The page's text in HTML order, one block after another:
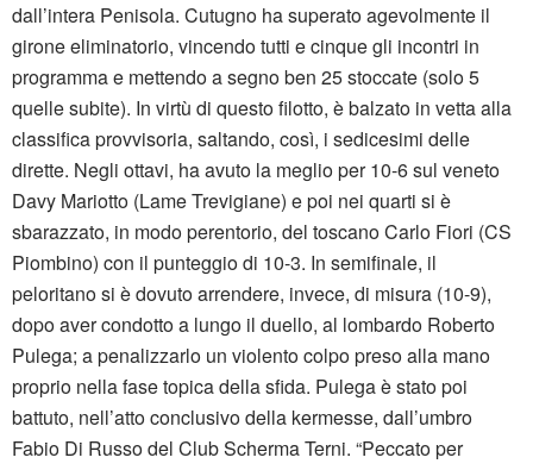
dall’intera Penisola. Cutugno ha superato agevolmente il
girone eliminatorio, vincendo tutti e cinque gli incontri in
programma e mettendo a segno ben 25 stoccate (solo 5
quelle subite). In virtù di questo filotto, è balzato in vetta alla
classifica provvisoria, saltando, così, i sedicesimi delle
dirette. Negli ottavi, ha avuto la meglio per 10-6 sul veneto
Davy Mariotto (Lame Trevigiane) e poi nei quarti si è
sbarazzato, in modo perentorio, del toscano Carlo Fiori (CS
Piombino) con il punteggio di 10-3. In semifinale, il
peloritano si è dovuto arrendere, invece, di misura (10-9),
dopo aver condotto a lungo il duello, al lombardo Roberto
Pulega; a penalizzarlo un violento colpo preso alla mano
proprio nella fase topica della sfida. Pulega è stato poi
battuto, nell’atto conclusivo della kermesse, dall’umbro
Fabio Di Russo del Club Scherma Terni. “Peccato per